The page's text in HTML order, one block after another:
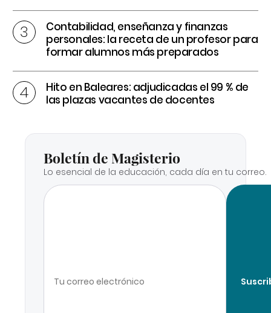
Contabilidad, enseñanza y finanzas
personales: la receta de un profesor para
formar alumnos más preparados
Hito en Baleares: adjudicadas el 99 % de
las plazas vacantes de docentes
Boletín de Magisterio
Lo esencial de la educación, cada día en tu correo.